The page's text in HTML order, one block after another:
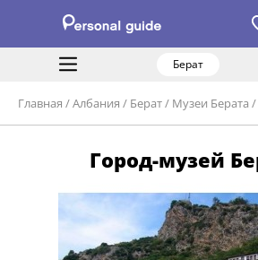
Берат
Главная /Албания / Берат/ Музеи Берата /
Город-музей